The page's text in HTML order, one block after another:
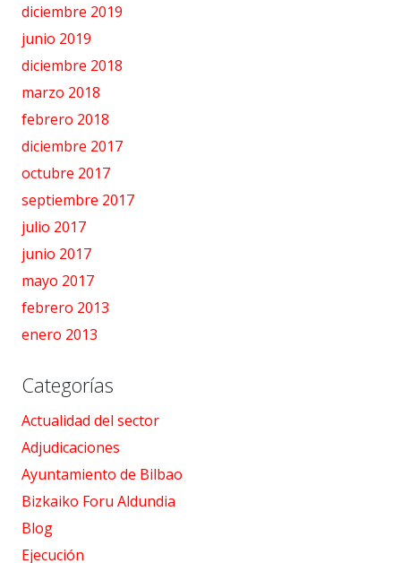
diciembre 2019
junio 2019
diciembre 2018
marzo 2018
febrero 2018
diciembre 2017
octubre 2017
septiembre 2017
julio 2017
junio 2017
mayo 2017
febrero 2013
enero 2013
Categorías
Actualidad del sector
Adjudicaciones
Ayuntamiento de Bilbao
Bizkaiko Foru Aldundia
Blog
Ejecución